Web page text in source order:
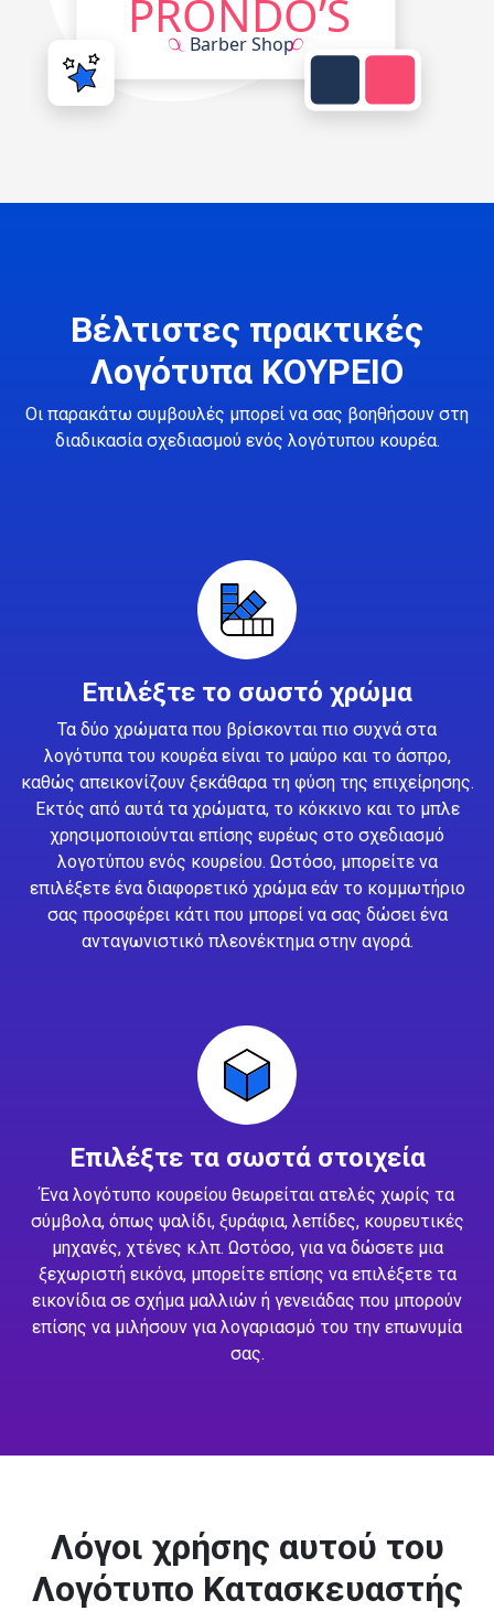
Βέλτιστες πρακτικές
Λογότυπα ΚΟΥΡΕΙΟ
Οι παρακάτω συμβουλές μπορεί να σας βοηθήσουν στη
διαδικασία σχεδιασμού ενός λογότυπου κουρέα.
Επιλέξτε το σωστό χρώμα
Τα δύο χρώματα που βρίσκονται πιο συχνά στα
λογότυπα του κουρέα είναι το μαύρο και το άσπρο,
καθώς απεικονίζουν ξεκάθαρα τη φύση της επιχείρησης.
Εκτός από αυτά τα χρώματα, το κόκκινο και το μπλε
χρησιμοποιούνται επίσης ευρέως στο σχεδιασμό
λογοτύπου ενός κουρείου. Ωστόσο, μπορείτε να
επιλέξετε ένα διαφορετικό χρώμα εάν το κομμωτήριο
σας προσφέρει κάτι που μπορεί να σας δώσει ένα
ανταγωνιστικό πλεονέκτημα στην αγορά.
Επιλέξτε τα σωστά στοιχεία
Ένα λογότυπο κουρείου θεωρείται ατελές χωρίς τα
σύμβολα, όπως ψαλίδι, ξυράφια, λεπίδες, κουρευτικές
μηχανές, χτένες κ.λπ. Ωστόσο, για να δώσετε μια
ξεχωριστή εικόνα, μπορείτε επίσης να επιλέξετε τα
εικονίδια σε σχήμα μαλλιών ή γενειάδας που μπορούν
επίσης να μιλήσουν για λογαριασμό του την επωνυμία
σας.
Λόγοι χρήσης αυτού του
Λογότυπο Κατασκευαστής